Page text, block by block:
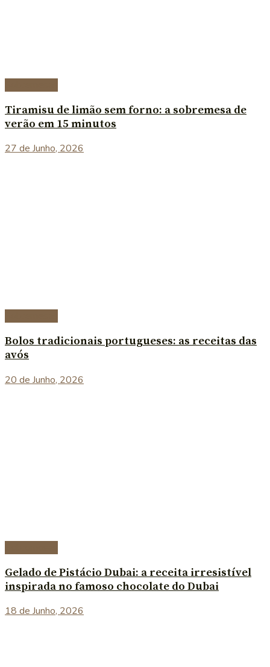
Tiramisu de limão sem forno: a sobremesa de
verão em 15 minutos
27 de Junho, 2026
Bolos tradicionais portugueses: as receitas das
avós
20 de Junho, 2026
Gelado de Pistácio Dubai: a receita irresistível
inspirada no famoso chocolate do Dubai
18 de Junho, 2026